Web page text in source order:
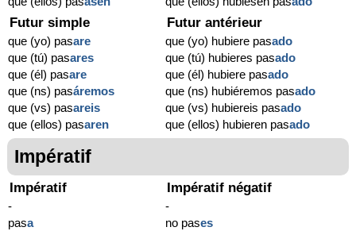
Futur simple
que (yo) pasare
que (tú) pasares
que (él) pasare
que (ns) pasáremos
que (vs) pasareis
que (ellos) pasaren
Futur antérieur
que (yo) hubiere pasado
que (tú) hubieres pasado
que (él) hubiere pasado
que (ns) hubiéremos pasado
que (vs) hubiereis pasado
que (ellos) hubieren pasado
Impératif
Impératif
-
pasa
Impératif négatif
-
no pases